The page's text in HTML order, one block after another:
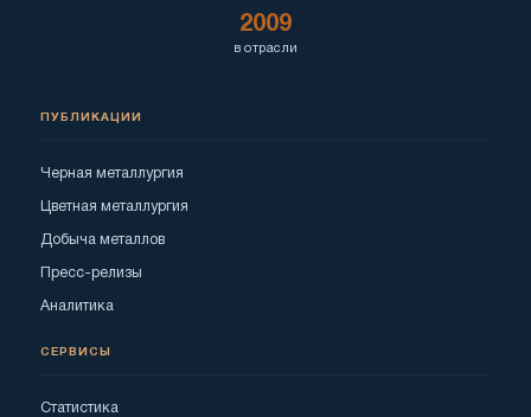
2009
в отрасли
ПУБЛИКАЦИИ
Черная металлургия
Цветная металлургия
Добыча металлов
Пресс-релизы
Аналитика
СЕРВИСЫ
Статистика